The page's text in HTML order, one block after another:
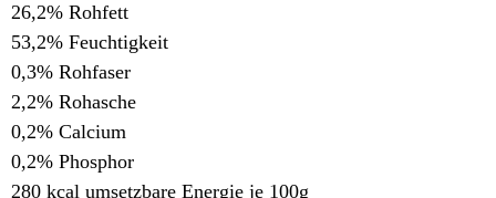
26,2% Rohfett
53,2% Feuchtigkeit
0,3% Rohfaser
2,2% Rohasche
0,2% Calcium
0,2% Phosphor
280 kcal umsetzbare Energie je 100g